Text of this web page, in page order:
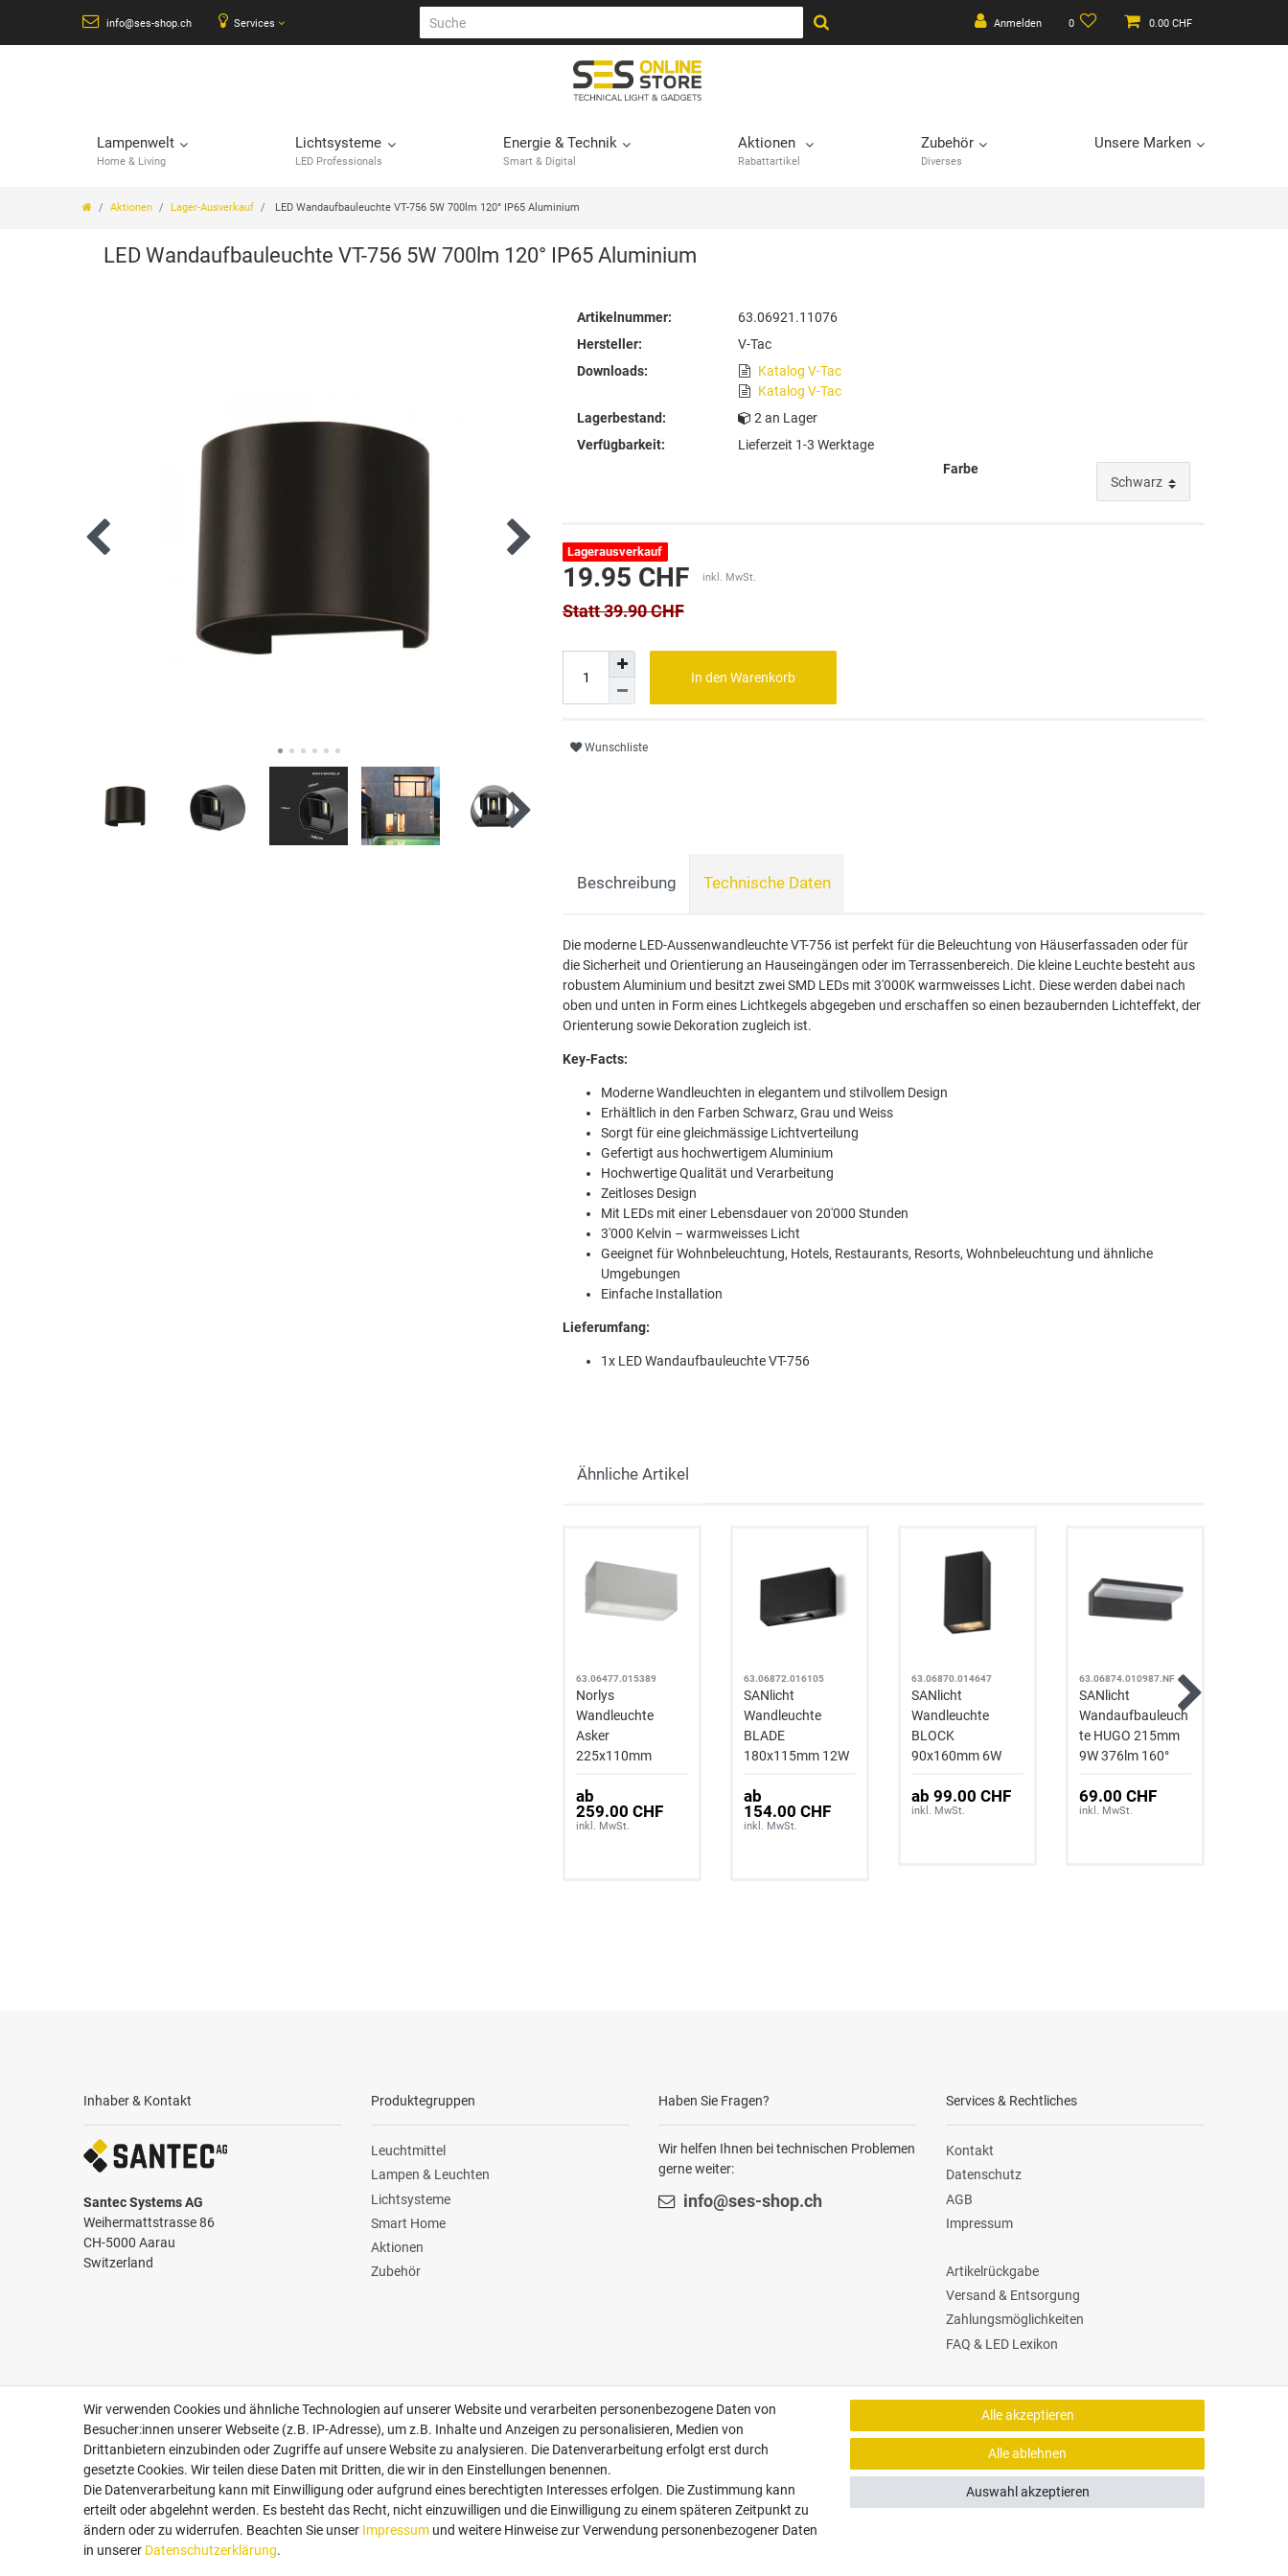
info@ses-shop.ch Services Anmelden 0 0.00 CHF
Lampenwelt
Home & Living
Lichtsysteme
LED Professionals
Energie & Technik
Smart & Digital
Aktionen
Rabattartikel
Zubehör
Diverses
Unsere Marken
Aktionen Lager-Ausverkauf LED Wandaufbauleuchte VT-756 5W 700lm 120° IP65 Aluminium
LED Wandaufbauleuchte VT-756 5W 700lm 120° IP65 Aluminium
Artikelnummer:
63.06921.11076
Hersteller:
V-Tac
Downloads:
Katalog V-Tac
Katalog V-Tac
Lagerbestand:
2 an Lager
Verfügbarkeit:
Lieferzeit 1-3 Werktage
Farbe
Lagerausverkauf
Statt 39.90 CHF
19.95 CHF inkl. MwSt.
In den Warenkorb
Wunschliste
Beschreibung Technische Daten
Die moderne LED-Aussenwandleuchte VT-756 ist perfekt für die Beleuchtung von Häuserfassaden oder für
die Sicherheit und Orientierung an Hauseingängen oder im Terrassenbereich. Die kleine Leuchte besteht aus
robustem Aluminium und besitzt zwei SMD LEDs mit 3'000K warmweisses Licht. Diese werden dabei nach
oben und unten in Form eines Lichtkegels abgegeben und erschaffen so einen bezaubernden Lichteffekt, der
Orienterung sowie Dekoration zugleich ist.
Key-Facts:
Moderne Wandleuchten in elegantem und stilvollem Design
Erhältlich in den Farben Schwarz, Grau und Weiss
Sorgt für eine gleichmässige Lichtverteilung
Gefertigt aus hochwertigem Aluminium
Hochwertige Qualität und Verarbeitung
Zeitloses Design
Mit LEDs mit einer Lebensdauer von 20'000 Stunden
3'000 Kelvin – warmweisses Licht
Geeignet für Wohnbeleuchtung, Hotels, Restaurants, Resorts, Wohnbeleuchtung und ähnliche
Umgebungen
Einfache Installation
Lieferumfang:
1x LED WandaufbauleuchteVT-756
Ähnliche Artikel
63.06477.015389
Norlys
Wandleuchte
Asker
225x110mm
ab
259.00 CHF
inkl. MwSt.
63.06872.016105
SANlicht
Wandleuchte
BLADE
180x115mm 12W
ab
154.00 CHF
inkl. MwSt.
63.06870.014647
SANlicht
Wandleuchte
BLOCK
90x160mm 6W
ab 99.00 CHF
inkl. MwSt.
63.06874.010987.NF
SANlicht
Wandaufbauleuch
te HUGO 215mm
9W 376lm 160°
69.00 CHF
inkl. MwSt.
Inhaber & Kontakt
Santec Systems AG
Weihermattstrasse 86
CH-5000 Aarau
Switzerland
Produktegruppen
Leuchtmittel
Lampen & Leuchten
Lichtsysteme
Smart Home
Aktionen
Zubehör
Haben Sie Fragen?
Wir helfen Ihnen bei technischen Problemen
gerne weiter:
info@ses-shop.ch
Services & Rechtliches
Kontakt
Datenschutz
AGB
Impressum
Artikelrückgabe
Versand & Entsorgung
Zahlungsmöglichkeiten
FAQ & LED Lexikon
Paypal Vorauskasse Rechnung
Wir verwenden Cookies und ähnliche Technologien auf unserer Website und verarbeiten personenbezogene Daten von
Besucher:innen unserer Webseite (z.B. IP-Adresse), um z.B. Inhalte und Anzeigen zu personalisieren, Medien von
Drittanbietern einzubinden oder Zugriffe auf unsere Website zu analysieren. Die Datenverarbeitung erfolgt erst durch
gesetzte Cookies. Wir teilen diese Daten mit Dritten, die wir in den Einstellungen benennen.
Die Datenverarbeitung kann mit Einwilligung oder aufgrund eines berechtigten Interesses erfolgen. Die Zustimmung kann
erteilt oder abgelehnt werden. Es besteht das Recht, nicht einzuwilligen und die Einwilligung zu einem späteren Zeitpunkt zu
ändern oder zu widerrufen. Beachten Sie unser Impressum und weitere Hinweise zur Verwendung personenbezogener Daten
in unserer Daten­schutz­erklärung.
Alle akzeptieren
Alle ablehnen
Auswahl akzeptieren